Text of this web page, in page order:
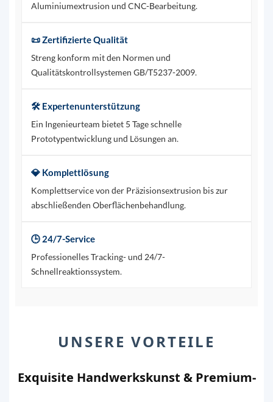
Aluminiumextrusion und CNC-Bearbeitung.
📜 Zertifizierte Qualität
Streng konform mit den Normen und
Qualitätskontrollsystemen GB/T5237-2009.
🛠️ Expertenunterstützung
Ein Ingenieurteam bietet 5 Tage schnelle
Prototypentwicklung und Lösungen an.
💎 Komplettlösung
Komplettservice von der Präzisionsextrusion bis zur
abschließenden Oberflächenbehandlung.
🕒 24/7-Service
Professionelles Tracking- und 24/7-
Schnellreaktionssystem.
UNSERE VORTEILE
Exquisite Handwerkskunst & Premium-